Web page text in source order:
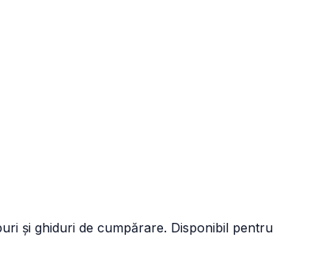
și ghiduri de cumpărare. Disponibil pentru